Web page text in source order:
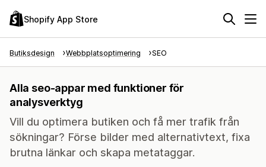
Shopify App Store
Butiksdesign Webbplatsoptimering SEO
Alla seo-appar med funktioner för
analysverktyg
Vill du optimera butiken och få mer trafik från
sökningar? Förse bilder med alternativtext, fixa
brutna länkar och skapa metataggar.